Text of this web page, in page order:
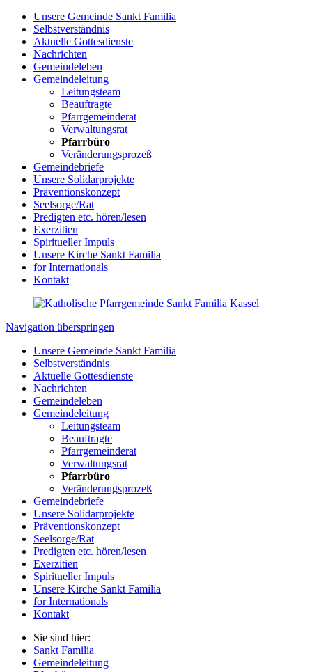
Unsere Gemeinde Sankt Familia
Selbstverständnis
Aktuelle Gottesdienste
Nachrichten
Gemeindeleben
Gemeindeleitung
Leitungsteam
Beauftragte
Pfarrgemeinderat
Verwaltungsrat
Pfarrbüro
Veränderungsprozeß
Gemeindebriefe
Unsere Solidarprojekte
Präventionskonzept
Seelsorge/Rat
Predigten etc. hören/lesen
Exerzitien
Spiritueller Impuls
Unsere Kirche Sankt Familia
for Internationals
Kontakt
Navigation überspringen
Unsere Gemeinde Sankt Familia
Selbstverständnis
Aktuelle Gottesdienste
Nachrichten
Gemeindeleben
Gemeindeleitung
Leitungsteam
Beauftragte
Pfarrgemeinderat
Verwaltungsrat
Pfarrbüro
Veränderungsprozeß
Gemeindebriefe
Unsere Solidarprojekte
Präventionskonzept
Seelsorge/Rat
Predigten etc. hören/lesen
Exerzitien
Spiritueller Impuls
Unsere Kirche Sankt Familia
for Internationals
Kontakt
Sie sind hier:
Sankt Familia
Gemeindeleitung